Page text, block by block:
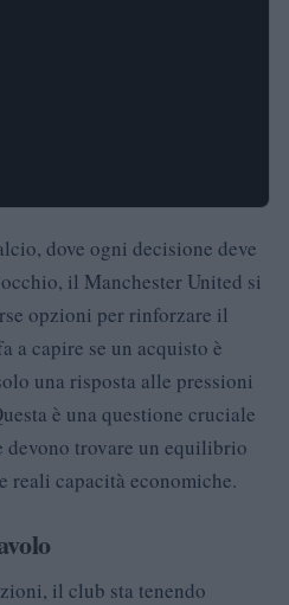
dove ogni decisione deve
il Manchester United si
opzioni per rinforzare il
a capire se un acquisto è
una risposta alle pressioni
è una questione cruciale
trovare un equilibrio
reali capacità economiche.
il club sta tenendo